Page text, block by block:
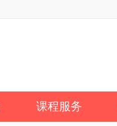
课程服务